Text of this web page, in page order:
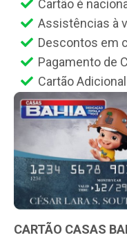
Cartão é
Assistências à
Descontos em
Pagamento de
Cartão
CARTÃO CASAS